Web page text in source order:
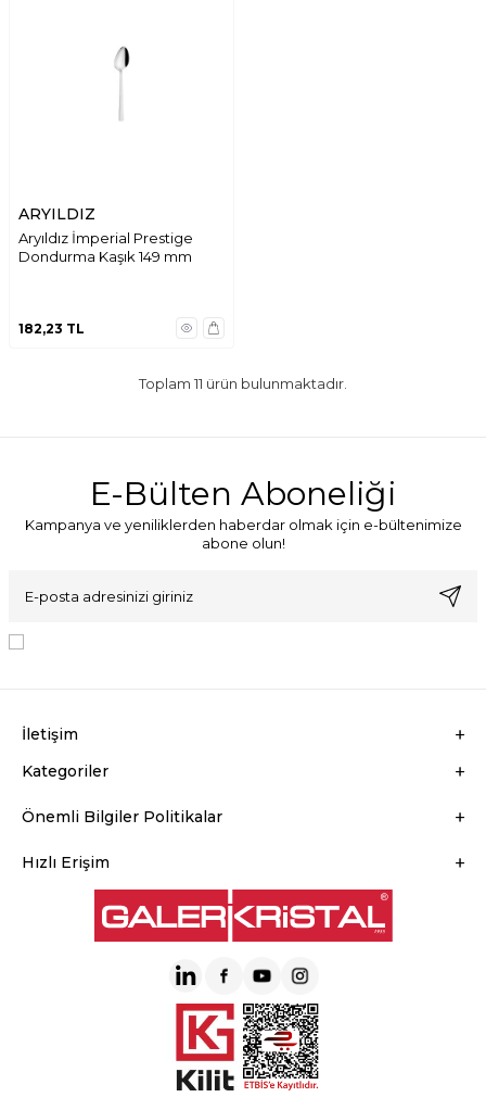
ARYILDIZ
Aryıldız İmperial Prestige
Dondurma Kaşık 149 mm
182,23 TL
Toplam 11 ürün bulunmaktadır.
E-Bülten Aboneliği
Kampanya ve yeniliklerden haberdar olmak için e-bültenimize
abone olun!
İletişim
Kategoriler
Önemli Bilgiler Politikalar
Hızlı Erişim